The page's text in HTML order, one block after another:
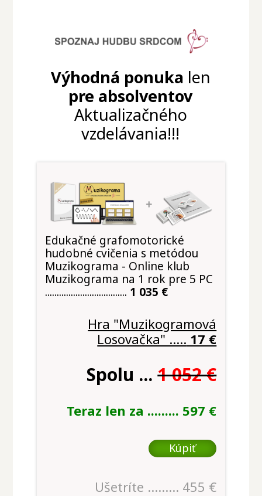
Výhodná ponuka len
pre absolventov
Aktualizačného
vzdelávania!!!
Edukačné grafomotorické
hudobné cvičenia s metódou
Muzikograma - Online klub
Muzikograma na 1 rok pre 5 PC
................................... 1 035 €
Hra "Muzikogramová
Losovačka" ..... 17 €
Spolu ... 1 052 €
Teraz len za ......... 597 €
Kúpiť
Ušetríte ......... 455 €